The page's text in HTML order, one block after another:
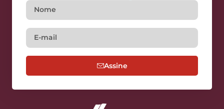
Assine